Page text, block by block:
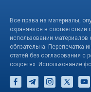
Все права на материалы,
охраняются в соответствии
использовании материалов
обязательна. Перепечатка
статей без согласования с
соцсетях. Использование